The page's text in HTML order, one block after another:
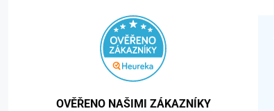
OVĚŘENO NAŠIMI ZÁKAZNÍKY